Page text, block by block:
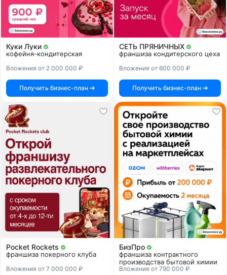
Куки Луки
кофейня-кондитерская
Вложения от 2 000 000 ₽
Получить бизнес-план
СЕТЬ ПРЯНИЧНЫХ
франшиза кондитерского цеха
Вложения от 600 000 ₽
Получить бизнес-план
Pocket Rockets
франшиза покерного клуба
Вложения от 7 000 000 ₽
БизПро
франшиза контрактного
производства бытовой химии
Вложения от 790 000 ₽